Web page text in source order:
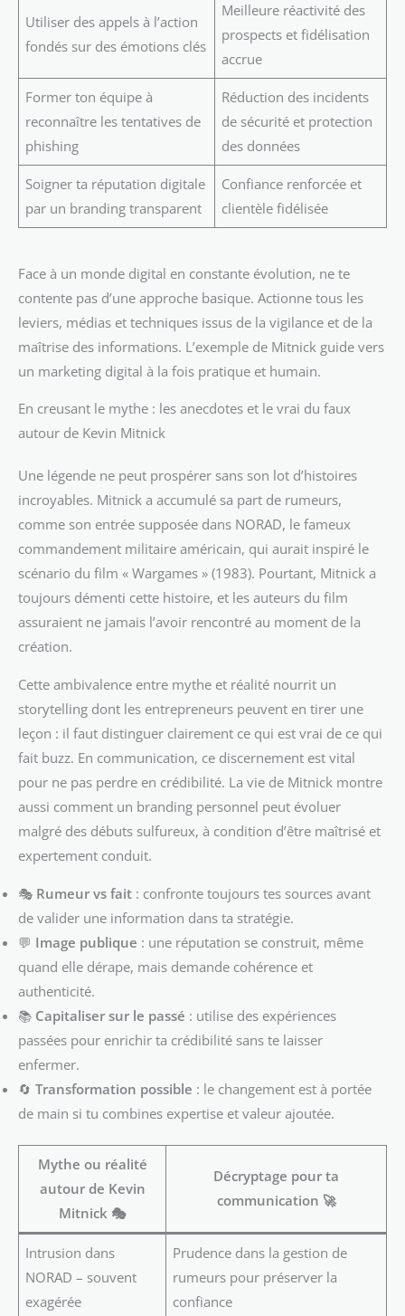
Utiliser des appels à l’action
fondés sur des émotions clés
Meilleure réactivité des
prospects et fidélisation
accrue
Former ton équipe à
reconnaître les tentatives de
phishing
Réduction des incidents
de sécurité et protection
des données
Soigner ta réputation digitale
par un branding transparent
Confiance renforcée et
clientèle fidélisée
Face à un monde digital en constante évolution, ne te
contente pas d’une approche basique. Actionne tous les
leviers, médias et techniques issus de la vigilance et de la
maîtrise des informations. L’exemple de Mitnick guide vers
un marketing digital à la fois pratique et humain.
En creusant le mythe : les anecdotes et le vrai du faux
autour de Kevin Mitnick
Une légende ne peut prospérer sans son lot d’histoires
incroyables. Mitnick a accumulé sa part de rumeurs,
comme son entrée supposée dans NORAD, le fameux
commandement militaire américain, qui aurait inspiré le
scénario du film « Wargames » (1983). Pourtant, Mitnick a
toujours démenti cette histoire, et les auteurs du film
assuraient ne jamais l’avoir rencontré au moment de la
création.
Cette ambivalence entre mythe et réalité nourrit un
storytelling dont les entrepreneurs peuvent en tirer une
leçon : il faut distinguer clairement ce qui est vrai de ce qui
fait buzz. En communication, ce discernement est vital
pour ne pas perdre en crédibilité. La vie de Mitnick montre
aussi comment un branding personnel peut évoluer
malgré des débuts sulfureux, à condition d’être maîtrisé et
expertement conduit.
🎭 Rumeur vs fait : confronte toujours tes sources avant
de valider une information dans ta stratégie.
💬 Image publique : une réputation se construit, même
quand elle dérape, mais demande cohérence et
authenticité.
📚 Capitaliser sur le passé : utilise des expériences
passées pour enrichir ta crédibilité sans te laisser
enfermer.
🔄 Transformation possible : le changement est à portée
de main si tu combines expertise et valeur ajoutée.
Mythe ou réalité
autour de Kevin
Mitnick 🎭
Décryptage pour ta
communication 🚀
Intrusion dans
NORAD – souvent
exagérée
Prudence dans la gestion de
rumeurs pour préserver la
confiance